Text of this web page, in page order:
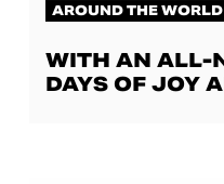
AROUND THE WORLD
WITH AN ALL-
DAYS OF JOY